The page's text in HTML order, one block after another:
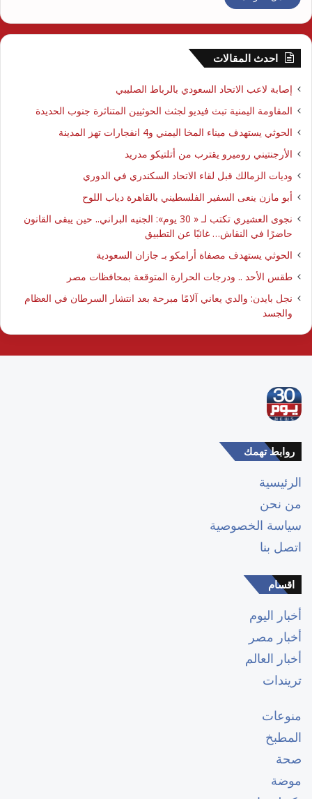
احدث المقالات
إصابة لاعب الاتحاد السعودي بالرباط الصليبي
المقاومة اليمنية تبث فيديو لجثث الحوثيين المتناثرة جنوب الحديدة
الحوثي يستهدف ميناء المخا اليمني و4 انفجارات تهز المدينة
الأرجنتيني روميرو يقترب من أتلتيكو مدريد
وديات الزمالك قبل لقاء الاتحاد السكندري في الدوري
أبو مازن ينعى السفير الفلسطيني بالقاهرة دياب اللوح
نجوى العشيري تكتب لـ « 30 يوم»: الجنيه البراني.. حين يبقى القانون
حاضرًا في النقاش… غائبًا عن التطبيق
الحوثي يستهدف مصفاة أرامكو بـ جازان السعودية
طقس الأحد .. ودرجات الحرارة المتوقعة بمحافظات مصر
نجل بايدن: والدي يعاني آلامًا مبرحة بعد انتشار السرطان في العظام
والجسد
روابط تهمك
الرئيسية
من نحن
سياسة الخصوصية
اتصل بنا
اقسام
أخبار اليوم
أخبار مصر
أخبار العالم
تريندات
منوعات
المطبخ
صحة
موضة